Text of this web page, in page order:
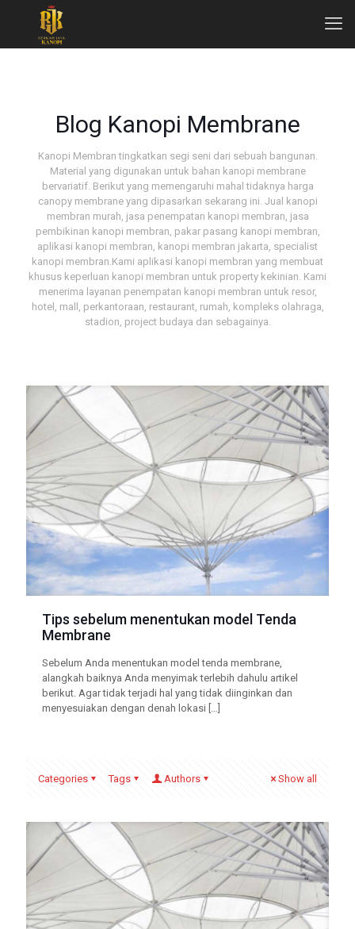
Blog Kanopi Membrane
Kanopi Membran tingkatkan segi seni dari sebuah bangunan.
Material yang digunakan untuk bahan kanopi membrane
bervariatif. Berikut yang memengaruhi mahal tidaknya harga
canopy membrane yang dipasarkan sekarang ini. Jual kanopi
membran murah, jasa penempatan kanopi membran, jasa
pembikinan kanopi membran, pakar pasang kanopi membran,
aplikasi kanopi membran, kanopi membran jakarta, specialist
kanopi membran.Kami aplikasi kanopi membran yang membuat
khusus keperluan kanopi membran untuk property kekinian. Kami
menerima layanan penempatan kanopi membran untuk resor,
hotel, mall, perkantoraan, restaurant, rumah, kompleks olahraga,
stadion, project budaya dan sebagainya.
Tips sebelum menentukan model Tenda
Membrane
Sebelum Anda menentukan model tenda membrane,
alangkah baiknya Anda menyimak terlebih dahulu artikel
berikut. Agar tidak terjadi hal yang tidak diinginkan dan
menyesuiakan dengan denah lokasi […]
Categories Tags Authors Show all